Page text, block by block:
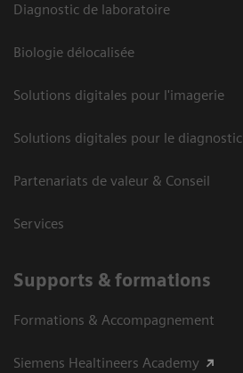
Diagnostic de laboratoire
Biologie délocalisée
Solutions digitales pour l'imagerie
Solutions digitales pour le diagnostic
Partenariats de valeur & Conseil
Services
Supports & formations
Formations & Accompagnement
Siemens Healtineers Academy